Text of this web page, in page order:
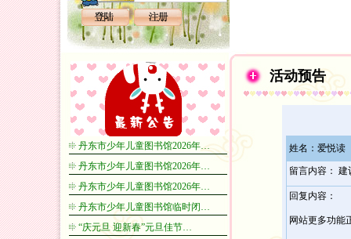
丹东市少年儿童图书馆2026年…
丹东市少年儿童图书馆2026年…
丹东市少年儿童图书馆2026年…
丹东市少年儿童图书馆临时闭…
“庆元旦 迎新春”元旦佳节…
活动预告
姓名：爱悦读
留言内容：
回复内容：
网站更多功能